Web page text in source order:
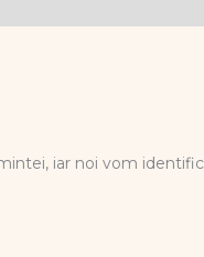
iar noi vom